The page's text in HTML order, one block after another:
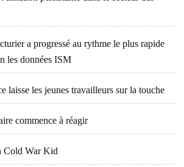
a progressé au rythme le plus rapide
les données ISM
laisse les jeunes travailleurs sur la touche
commence à réagir
Cold War Kid